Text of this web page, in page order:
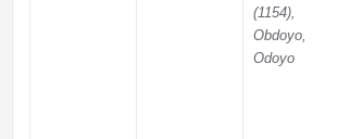
(1154),
Obdoyo,
Odoyo